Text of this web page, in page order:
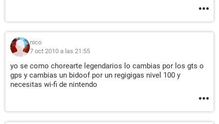
nico
7 oct 2010 a las 21:55
yo se como chorearte legendarios lo cambias por los gts o
gps y cambias un bidoof por un regigigas nivel 100 y
necesitas wi-fi de nintendo